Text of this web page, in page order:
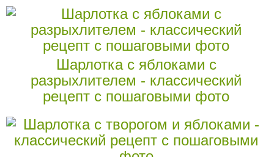
Шарлотка с яблоками с
разрыхлителем - классический
рецепт с пошаговыми фото